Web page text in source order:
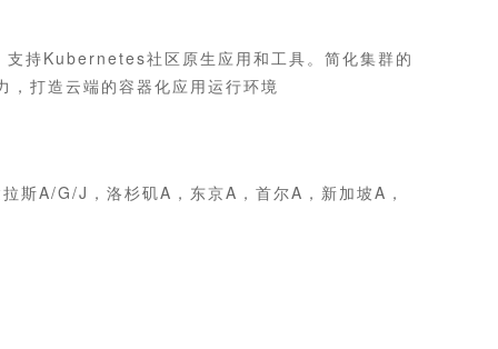
持Kubernetes社区原生应用和工具。简化集群的
，打造云端的容器化应用运行环境
斯A/G/J，洛杉矶A，东京A，首尔A，新加坡A，